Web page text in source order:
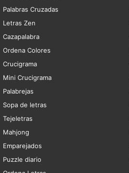
Palabras Cruzadas
Letras Zen
Cazapalabra
Ordena Colores
Crucigrama
Mini Crucigrama
Palabrejas
Sopa de letras
Tejeletras
Mahjong
Emparejados
Puzzle diario